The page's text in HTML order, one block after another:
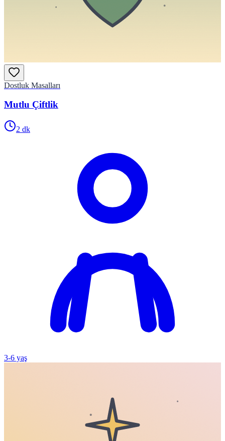
Dostluk Masalları
Mutlu Çiftlik
2 dk
3-6 yaş